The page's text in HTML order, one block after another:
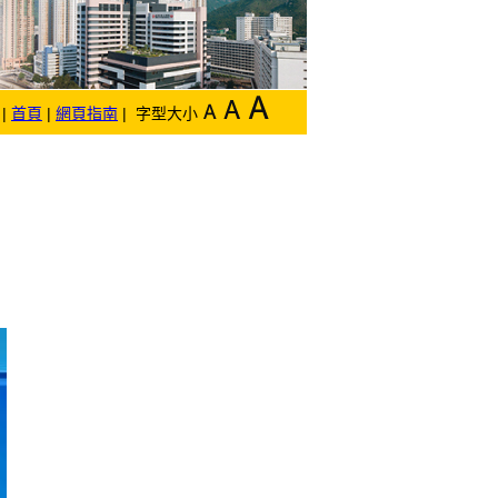
| 首頁 | 網頁指南 | 字型大小